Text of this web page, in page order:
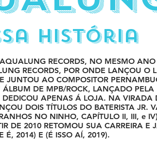
História
RECORDS, NO MESMO
RECORDS, POR ONDE LANÇOU O
JUNTOU AO COMPOSITOR
DE MPB/ROCK, LANÇADO PELA
DEDICOU APENAS Á LOJA. NA
DOIS TÍTULOS DO BATERISTA JR.
NO NINHO, CAPÍTULO II, III, e
DE 2010 RETOMOU SUA CARREIRA
É, 2014) E (É ISSO AÍ, 2019).